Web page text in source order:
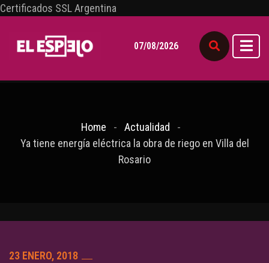
Certificados SSL Argentina
07/08/2026
Home
Actualidad
Ya tiene energía eléctrica la obra de riego en Villa del
Rosario
23 ENERO, 2018